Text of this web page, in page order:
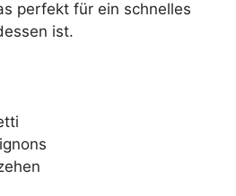
perfekt für ein schnelles
ist.